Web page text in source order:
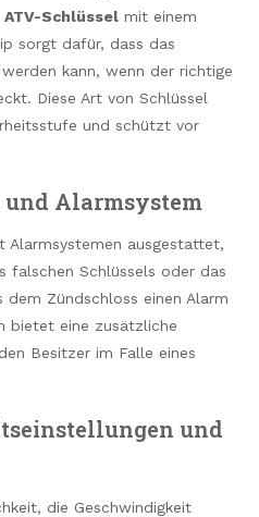
ATV-Schlüssel mit einem
sorgt dafür, dass das
kann, wenn der richtige
Diese Art von Schlüssel
und schützt vor
und Alarmsystem
Alarmsystemen ausgestattet,
falschen Schlüssels oder das
dem Zündschloss einen Alarm
bietet eine zusätzliche
Besitzer im Falle eines
und
die Geschwindigkeit